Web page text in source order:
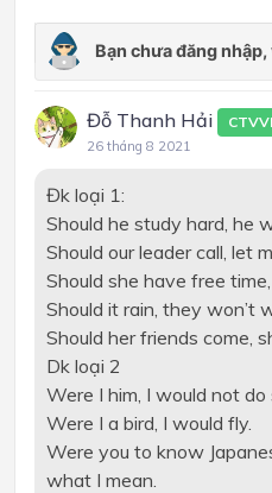
Đỗ Thanh Hải
26 tháng 8 2021
Đk loại 1:
Should he study hard, he
Should our leader call, let
Should she have free time,
Should it rain, they won’t
Should her friends come,
Dk loại 2
Were I him, I would not do
Were I a bird, I would fly.
Were you to know
what I mean.